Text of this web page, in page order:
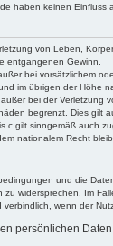
haben keinen
von Leben,
entgangenen Gewinn.
bei vorsätzlichem
im übrigen der Höhe
bei der Verletzung
begrenzt. Dies gilt
c gilt sinngemäß auch
nationalem Recht
und die
widersprechen. Im
wenn der
persönlichen